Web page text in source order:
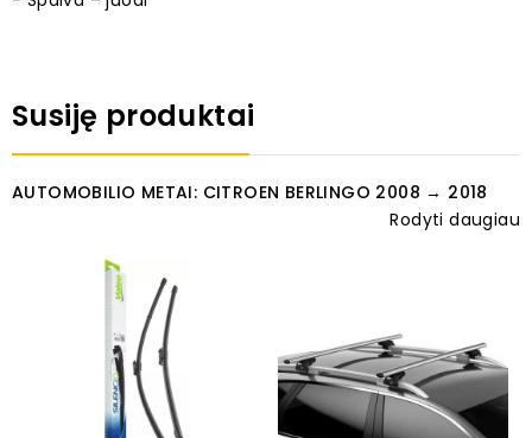
Susiję produktai
AUTOMOBILIO METAI: CITROEN BERLINGO 2008 → 2018
Rodyti daugiau